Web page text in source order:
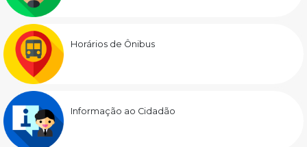
Horários de Ônibus
Informação ao Cidadão